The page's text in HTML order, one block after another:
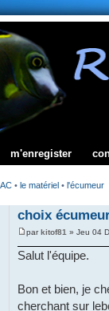
m'enregister
• le matériel • l'écumeur
choix
parkitof81 » Jeu 04
Salut l'équipe.
Bon et bien, je
cherchant sur